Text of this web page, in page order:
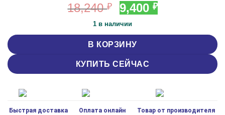
18,240₽
Первоначальная
цена
составляла
18,240 ₽.
9,400 ₽Текущая
9,400 ₽.
1 в наличии
В КОРЗИНУ
КУПИТЬ СЕЙЧАС
Быстрая доставка Оплата онлайн Товар от производителя